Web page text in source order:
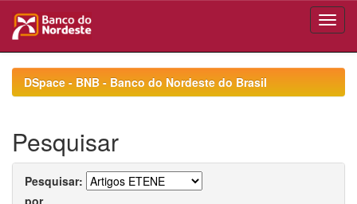
navigationDSpace - BNB - Banco do Nordeste do Brasil
Pesquisar
Pesquisar:
por